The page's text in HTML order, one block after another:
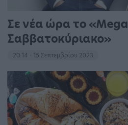
Σε νέα ώρα το «Mega
Σαββατοκύριακο»
20:14 - 15 Σεπτεμβρίου 2023